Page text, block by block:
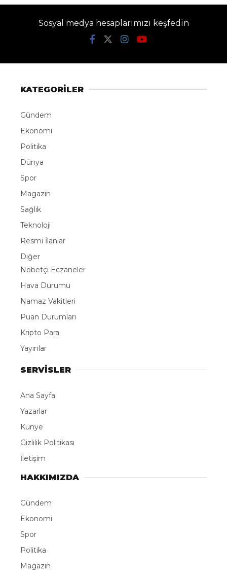
Sosyal medya hesaplarımızı keşfedin
KATEGORİLER
Gündem
Ekonomi
Politika
Dünya
Spor
Magazin
Sağlık
Teknoloji
Resmi İlanlar
Diğer
Nöbetçi Eczaneler
Hava Durumu
Namaz Vakitleri
Puan Durumları
Kripto Para
Yayınlar
SERVİSLER
Ana Sayfa
Yazarlar
Künye
Gizlilik Politikası
İletişim
HAKKIMIZDA
Gündem
Ekonomi
Spor
Politika
Magazin